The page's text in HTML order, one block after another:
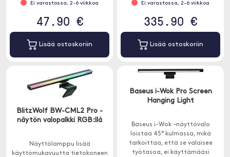
Ei varastossa, 2-6 viikkoa
47.90 €
Lisää ostoskoriin
Ei varastossa, 2-6 viikkoa
335.90 €
Lisää ostoskoriin
BlitzWolf BW-CML2 Pro -
näytön valopalkki RGB:llä
Näyttölamppu lisää
käyttömukavuutta tietokoneen
Baseus i-Wok Pro Screen
Hanging Light
Baseus i-Wok -näyttövalo
loistaa 45° kulmassa, mikä
tarkoittaa, että se valaisee
työtasoa, ei käyttämääsi